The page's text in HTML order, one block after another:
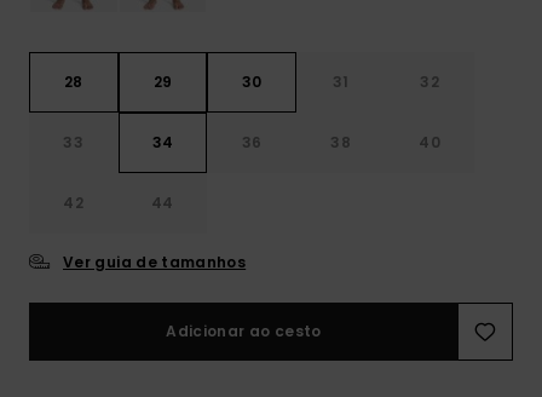
28 29 30 31 32
33 34 36 38 40
42 44
Ver guia de tamanhos
Adicionar ao cesto